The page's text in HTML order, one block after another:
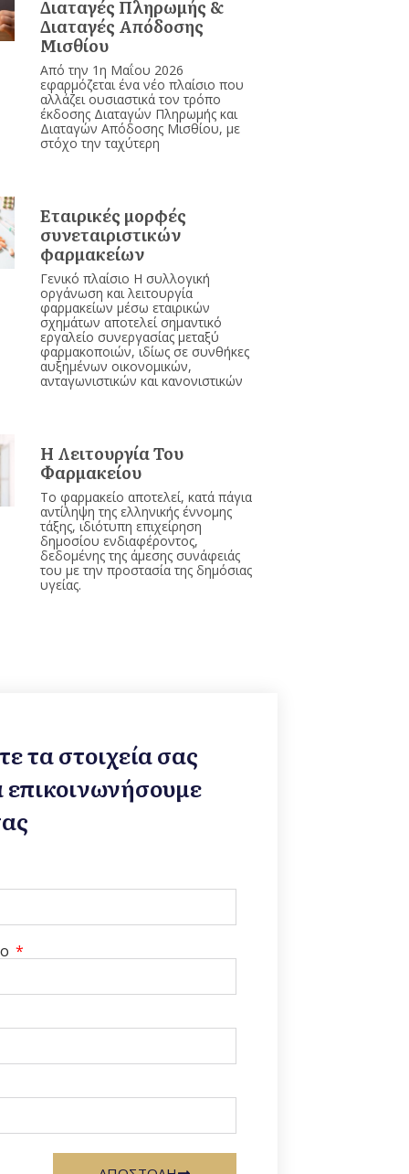
Διαταγές Πληρωμής &
Διαταγές Απόδοσης
Μισθίου
Από την 1η Μαΐου 2026
εφαρμόζεται ένα νέο πλαίσιο που
αλλάζει ουσιαστικά τον τρόπο
έκδοσης Διαταγών Πληρωμής και
Διαταγών Απόδοσης Μισθίου, με
στόχο την ταχύτερη
Εταιρικές μορφές
συνεταιριστικών
φαρμακείων
Γενικό πλαίσιο Η συλλογική
οργάνωση και λειτουργία
φαρμακείων μέσω εταιρικών
σχημάτων αποτελεί σημαντικό
εργαλείο συνεργασίας μεταξύ
φαρμακοποιών, ιδίως σε συνθήκες
αυξημένων οικονομικών,
ανταγωνιστικών και κανονιστικών
Η Λειτουργία Του
Φαρμακείου
Το φαρμακείο αποτελεί, κατά πάγια
αντίληψη της ελληνικής έννομης
τάξης, ιδιότυπη επιχείρηση
δημοσίου ενδιαφέροντος,
δεδομένης της άμεσης συνάφειάς
του με την προστασία της δημόσιας
υγείας.
τα στοιχεία σας
επικοινωνήσουμε